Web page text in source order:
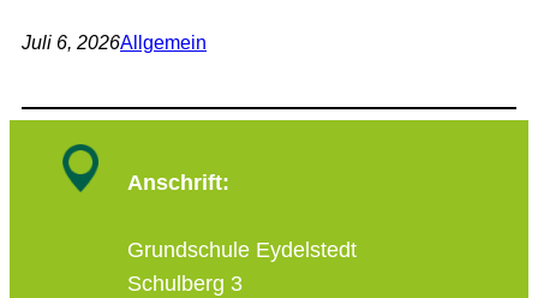
Juli 6, 2026Allgemein
Anschrift:
Grundschule Eydelstedt
Schulberg 3